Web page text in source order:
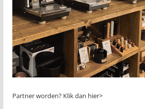
Partner worden? Klik dan hier>